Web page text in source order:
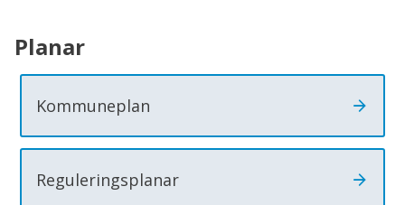
Planar
Kommuneplan
Reguleringsplanar